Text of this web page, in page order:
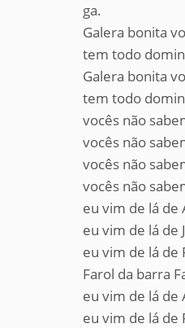
ga.
Galera bonita
tem todo
Galera bonita
tem todo
vocês não
vocês não
vocês não
vocês não
eu vim de lá de
eu vim de lá de
eu vim de lá de
Farol da barra
eu vim de lá de
eu vim de lá de